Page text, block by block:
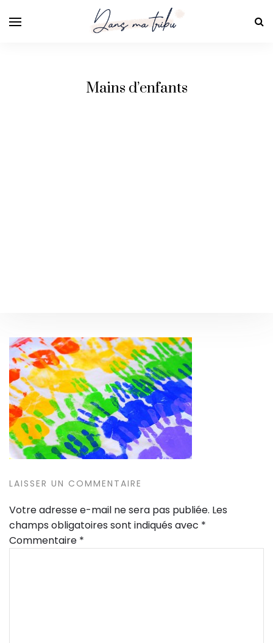
Mains d’enfants
LAISSER UN COMMENTAIRE
Votre adresse e-mail ne sera pas publiée. Les
champs obligatoires sont indiqués avec *
Commentaire *